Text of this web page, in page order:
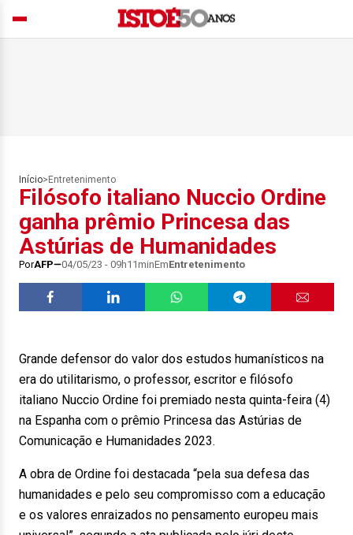
Início> Entretenimento
Filósofo italiano Nuccio Ordine
ganha prêmio Princesa das
Astúrias de Humanidades
PorAFP 04/05/23 - 09h11minEmEntretenimento
Grande defensor do valor dos estudos humanísticos na
era do utilitarismo, o professor, escritor e filósofo
italiano Nuccio Ordine foi premiado nesta quinta-feira (4)
na Espanha com o prêmio Princesa das Astúrias de
Comunicação e Humanidades 2023.
A obra de Ordine foi destacada “pela sua defesa das
humanidades e pelo seu compromisso com a educação
e os valores enraizados no pensamento europeu mais